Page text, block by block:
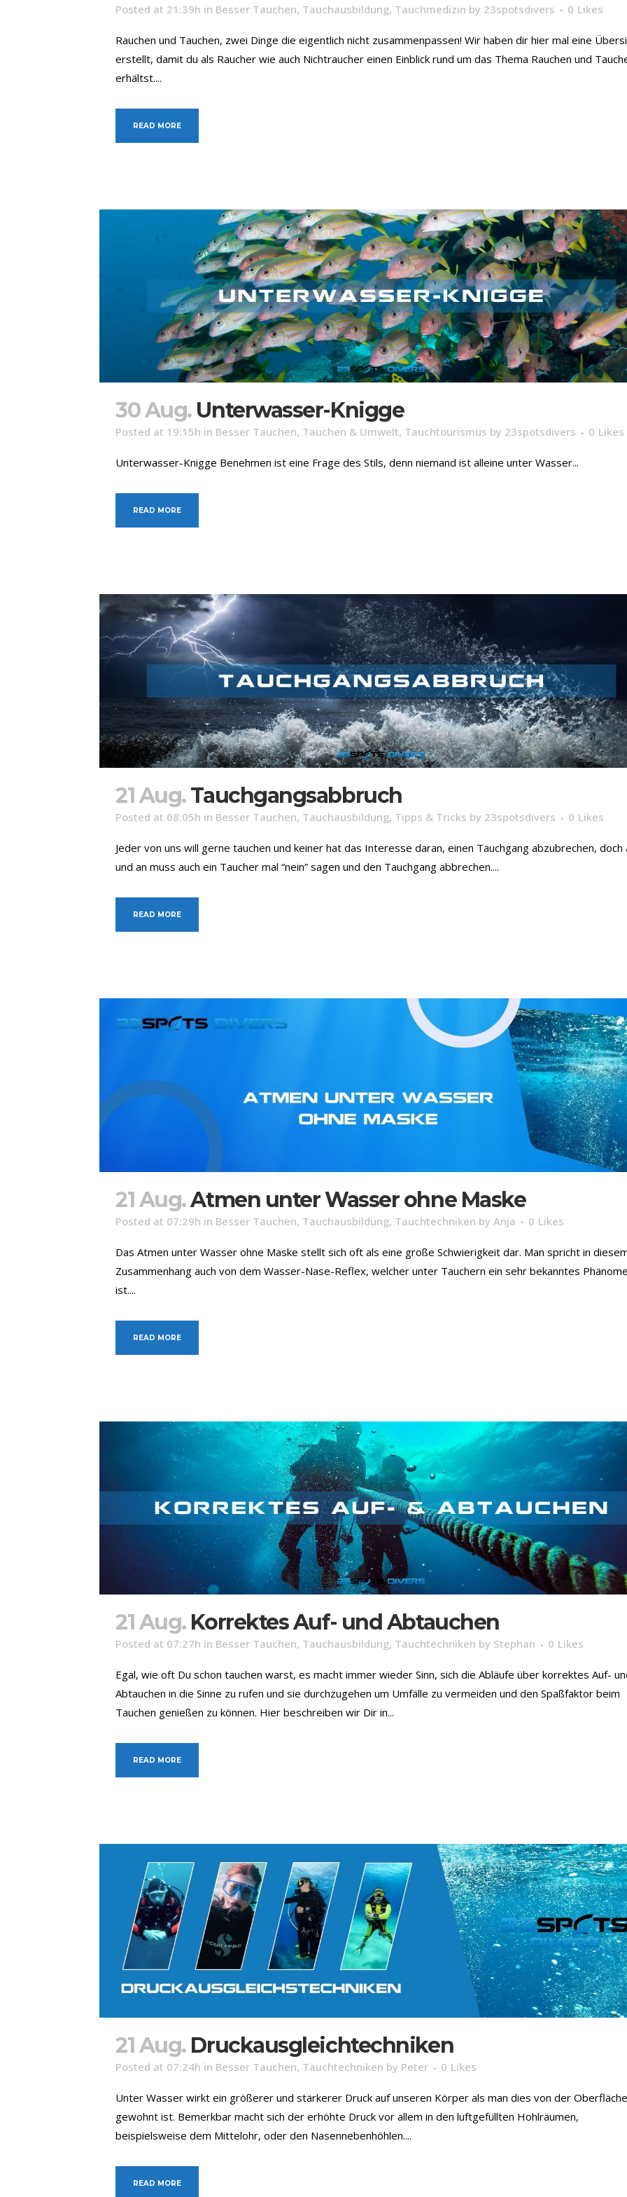
Posted at 21:39h in Besser Tauchen, Tauchausbildung, Tauchmedizin by 23spotsdivers 0 Likes
Rauchen und Tauchen, zwei Dinge die eigentlich nicht zusammenpassen! Wir haben dir hier mal eine
erstellt, damit du als Raucher wie auch Nichtraucher einen Einblick rund um das Thema Rauchen und
erhältst....
READ MORE
30 Aug. Unterwasser-Knigge
Posted at 19:15h in Besser Tauchen, Tauchen & Umwelt, Tauchtourismus by 23spotsdivers 0 Likes
Unterwasser-Knigge Benehmen ist eine Frage des Stils, denn niemand ist alleine unter Wasser...
READ MORE
21 Aug.Tauchgangsabbruch
Posted at 08:05h in Besser Tauchen, Tauchausbildung, Tipps & Tricks by 23spotsdivers 0 Likes
Jeder von uns will gerne tauchen und keiner hat das Interesse daran, einen Tauchgang abzubrechen, doch
und an muss auch ein Taucher mal “nein” sagen und den Tauchgang abbrechen....
READ MORE
21 Aug.Atmen unter Wasser ohne Maske
Posted at 07:29h in Besser Tauchen, Tauchausbildung, Tauchtechniken by Anja 0 Likes
Das Atmen unter Wasser ohne Maske stellt sich oft als eine große Schwierigkeit dar. Man spricht in
Zusammenhang auch von dem Wasser-Nase-Reflex, welcher unter Tauchern ein sehr bekanntes
ist....
READ MORE
21 Aug. Korrektes Auf- und Abtauchen
Posted at 07:27h in Besser Tauchen, Tauchausbildung, Tauchtechniken by Stephan 0 Likes
Egal, wie oft Du schon tauchen warst, es macht immer wieder Sinn, sich die Abläufe über korrektes Auf-
Abtauchen in die Sinne zu rufen und sie durchzugehen um Umfälle zu vermeiden und den Spaßfaktor beim
Tauchen genießen zu können. Hier beschreiben wir Dir in...
READ MORE
21 Aug. Druckausgleichtechniken
Posted at 07:24h in Besser Tauchen, Tauchtechniken by Peter 0 Likes
Unter Wasser wirkt ein größerer und stärkerer Druck auf unseren Körper als man dies von der
gewohnt ist. Bemerkbar macht sich der erhöhte Druck vor allem in den luftgefüllten Hohlräumen,
beispielsweise dem Mittelohr, oder den Nasennebenhöhlen....
READ MORE